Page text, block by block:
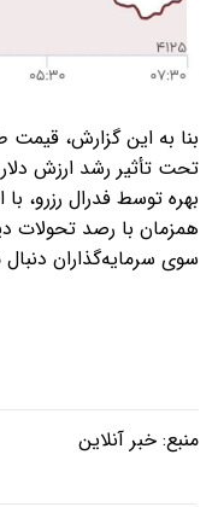
بنا به این گزارش، قیمت
تحت تأثیر رشد ارزش
بهره توسط فدرال رزرو،
همزمان با رصد تحولات
سوی سرمایه‌گذاران
منبع: خبر آنلاین